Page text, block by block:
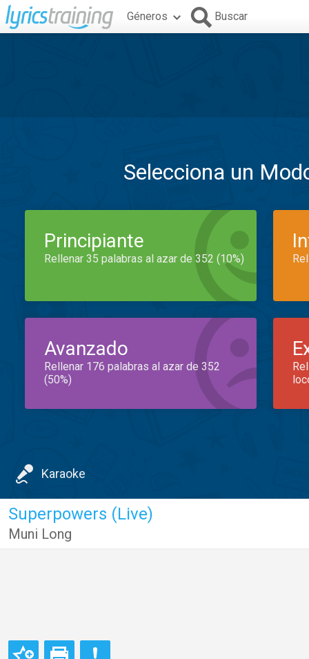
Géneros Buscar
Selecciona un
Principiante
Rellenar 35 palabras al azar de 352 (10%)
Avanzado
Rellenar 176 palabras al azar de 352
(50%)
Karaoke
Superpowers (Live)
Muni Long